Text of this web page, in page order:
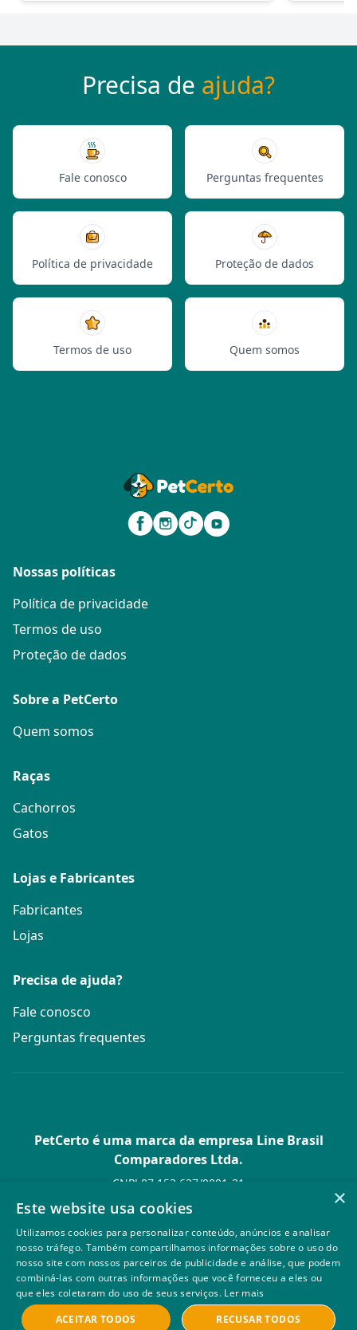
Precisa de ajuda?
Fale conosco Perguntas frequentes
Política de privacidade Proteção de dados
Termos de uso Quem somos
Nossas políticas
Política de privacidade
Termos de uso
Proteção de dados
Sobre a PetCerto
Quem somos
Raças
Cachorros
Gatos
Lojas e Fabricantes
Fabricantes
Lojas
Precisa de ajuda?
Fale conosco
Perguntas frequentes
PetCerto é uma marca da empresa Line Brasil
Comparadores Ltda.
CNPJ 07.153.627/0001-21
Av. Paulista, 1.636 Conj. 4 Pavilhão 15 - Bela Vista - São Paulo -
SP
© PetCerto - Todos os direitos reservados
×
Este website usa cookies
Utilizamos cookies para personalizar conteúdo, anúncios e analisar
nosso tráfego. Também compartilhamos informações sobre o uso do
nosso site com nossos parceiros de publicidade e análise, que podem
combiná-las com outras informações que você forneceu a eles ou
que eles coletaram do uso de seus serviços. Ler mais
ACEITAR TODOS
RECUSAR TODOS